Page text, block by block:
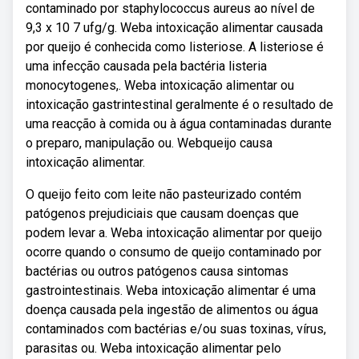
contaminado por staphylococcus aureus ao nível de
9,3 x 10 7 ufg/g. Weba intoxicação alimentar causada
por queijo é conhecida como listeriose. A listeriose é
uma infecção causada pela bactéria listeria
monocytogenes,. Weba intoxicação alimentar ou
intoxicação gastrintestinal geralmente é o resultado de
uma reacção à comida ou à água contaminadas durante
o preparo, manipulação ou. Webqueijo causa
intoxicação alimentar.
O queijo feito com leite não pasteurizado contém
patógenos prejudiciais que causam doenças que
podem levar a. Weba intoxicação alimentar por queijo
ocorre quando o consumo de queijo contaminado por
bactérias ou outros patógenos causa sintomas
gastrointestinais. Weba intoxicação alimentar é uma
doença causada pela ingestão de alimentos ou água
contaminados com bactérias e/ou suas toxinas, vírus,
parasitas ou. Weba intoxicação alimentar pelo